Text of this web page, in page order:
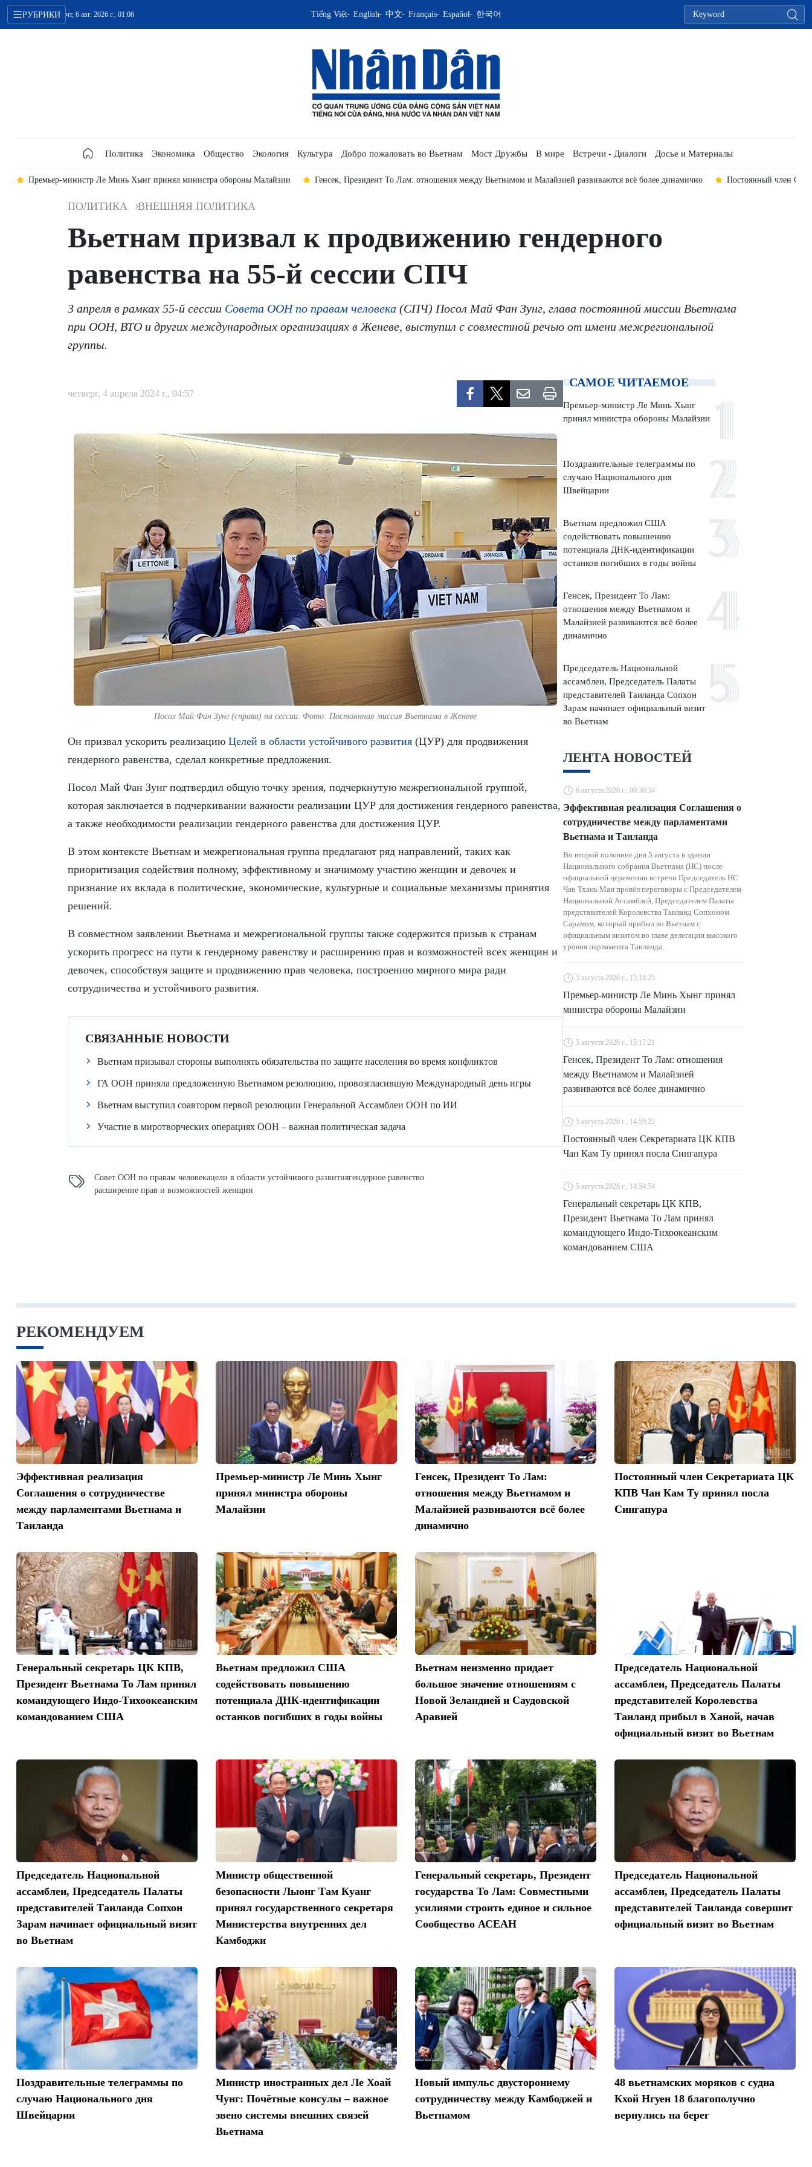
РУБРИКИ чт, 6 авг. 2026 г., 01:06 Tiếng Việt English 中文 Français Español 한국어
Политика Экономика Общество Экология Культура Добро пожаловать во Вьетнам Мост Дружбы В мире Встречи - Диалоги Досье и Материалы
Премьер-министр Ле Минь Хынг принял министра обороны Малайзии Генсек, Президент То Лам: отношения между Вьетнамом и Малайзией развиваются всё более динамично Постоянный член
ПОЛИТИКА ВНЕШНЯЯ ПОЛИТИКА
Вьетнам призвал к продвижению гендерного
равенства на 55-й сессии СПЧ
3 апреля в рамках 55-й сессии Совета ООН по правам человека (СПЧ) Посол Май Фан Зунг, глава постоянной миссии Вьетнама
при ООН, ВТО и других международных организациях в Женеве, выступил с совместной речью от имени межрегиональной
группы.
четверг, 4 апреля 2024 г., 04:57
Посол Май Фан Зунг (справа) на сессии. Фото: Постоянная миссия Вьетнама в Женеве
Он призвал ускорить реализацию Целей в области устойчивого развития (ЦУР) для продвижения
гендерного равенства, сделал конкретные предложения.
Посол Май Фан Зунг подтвердил общую точку зрения, подчеркнутую межрегиональной группой,
которая заключается в подчеркивании важности реализации ЦУР для достижения гендерного равенства,
а также необходимости реализации гендерного равенства для достижения ЦУР.
В этом контексте Вьетнам и межрегиональная группа предлагают ряд направлений, таких как
приоритизация содействия полному, эффективному и значимому участию женщин и девочек и
признание их вклада в политические, экономические, культурные и социальные механизмы принятия
решений.
В совместном заявлении Вьетнама и межрегиональной группы также содержится призыв к странам
ускорить прогресс на пути к гендерному равенству и расширению прав и возможностей всех женщин и
девочек, способствуя защите и продвижению прав человека, построению мирного мира ради
сотрудничества и устойчивого развития.
СВЯЗАННЫЕ НОВОСТИ
Вьетнам призывал стороны выполнять обязательства по защите населения во время конфликтов
ГА ООН приняла предложенную Вьетнамом резолюцию, провозгласившую Международный день игры
Вьетнам выступил соавтором первой резолюции Генеральной Ассамблеи ООН по ИИ
Участие в миротворческих операциях ООН – важная политическая задача
Совет ООН по правам человекацели в области устойчивого развитиягендерное равенство
расширение прав и возможностей женщин
САМОЕ ЧИТАЕМОЕ
Премьер-министр Ле Минь Хынг
принял министра обороны Малайзии
Поздравительные телеграммы по
случаю Национального дня
Швейцарии
Вьетнам предложил США
содействовать повышению
потенциала ДНК-идентификации
останков погибших в годы войны
Генсек, Президент То Лам:
отношения между Вьетнамом и
Малайзией развиваются всё более
динамично
Председатель Национальной
ассамблеи, Председатель Палаты
представителей Таиланда Сопхон
Зарам начинает официальный визит
во Вьетнам
ЛЕНТА НОВОСТЕЙ
6 августа 2026 г., 00:30:34
Эффективная реализация Соглашения о
сотрудничестве между парламентами
Вьетнама и Таиланда
Во второй половине дня 5 августа в здании
Национального собрания Вьетнама (НС) после
официальной церемонии встречи Председатель НС
Чан Тхань Ман провёл переговоры с Председателем
Национальной Ассамблей, Председателем Палаты
представителей Королевства Таиланд Сопхоном
Сарамом, который прибыл во Вьетнам с
официальным визитом во главе делегации высокого
уровня парламента Таиланда.
5 августа 2026 г., 15:18:25
Премьер-министр Ле Минь Хынг принял
министра обороны Малайзии
5 августа 2026 г., 15:17:21
Генсек, Президент То Лам: отношения
между Вьетнамом и Малайзией
развиваются всё более динамично
5 августа 2026 г., 14:59:22
Постоянный член Секретариата ЦК КПВ
Чан Кам Ту принял посла Сингапура
5 августа 2026 г., 14:54:54
Генеральный секретарь ЦК КПВ,
Президент Вьетнама То Лам принял
командующего Индо-Тихоокеанским
командованием США
РЕКОМЕНДУЕМ
Эффективная реализация
Соглашения о сотрудничестве
между парламентами Вьетнама и
Таиланда
Премьер-министр Ле Минь Хынг
принял министра обороны
Малайзии
Генсек, Президент То Лам:
отношения между Вьетнамом и
Малайзией развиваются всё более
динамично
Постоянный член Секретариата ЦК
КПВ Чан Кам Ту принял посла
Сингапура
Генеральный секретарь ЦК КПВ,
Президент Вьетнама То Лам принял
командующего Индо-Тихоокеанским
командованием США
Вьетнам предложил США
содействовать повышению
потенциала ДНК-идентификации
останков погибших в годы войны
Вьетнам неизменно придает
большое значение отношениям с
Новой Зеландией и Саудовской
Аравией
Председатель Национальной
ассамблеи, Председатель Палаты
представителей Королевства
Таиланд прибыл в Ханой, начав
официальный визит во Вьетнам
Председатель Национальной
ассамблеи, Председатель Палаты
представителей Таиланда Сопхон
Зарам начинает официальный визит
во Вьетнам
Министр общественной
безопасности Лыонг Там Куанг
принял государственного секретаря
Министерства внутренних дел
Камбоджи
Генеральный секретарь, Президент
государства То Лам: Совместными
усилиями строить единое и сильное
Сообщество АСЕАН
Председатель Национальной
ассамблеи, Председатель Палаты
представителей Таиланда совершит
официальный визит во Вьетнам
Поздравительные телеграммы по
случаю Национального дня
Швейцарии
Министр иностранных дел Ле Хоай
Чунг: Почётные консулы – важное
звено системы внешних связей
Вьетнама
Новый импульс двустороннему
сотрудничеству между Камбоджей и
Вьетнамом
48 вьетнамских моряков с судна
Кхой Нгуен 18 благополучно
вернулись на берег